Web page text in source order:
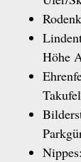
Höhe